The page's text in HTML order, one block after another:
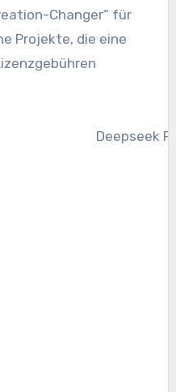
Changer“ für
Projekte, die eine